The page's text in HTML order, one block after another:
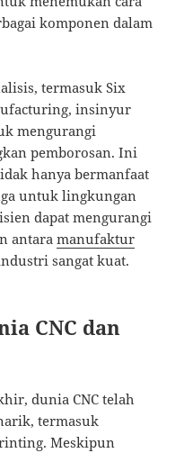
komponen dalam
termasuk Six
insinyur
mengurangi
pemborosan. Ini
hanya bermanfaat
untuk lingkungan
dapat mengurangi
antaramanufaktur
sangat kuat.
CNC dan
dunia CNC telah
termasuk
Meskipun